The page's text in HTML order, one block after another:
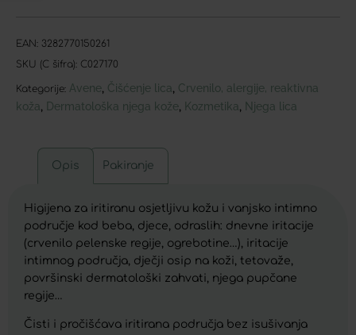
EAN: 3282770150261
SKU (C šifra): C027170
Kategorije: Avene Čišćenje lica Crvenilo, alergije, reaktivna
koža Dermatološka njega kože Kozmetika Njega lica
Opis Pakiranje
Higijena za iritiranu osjetljivu kožu i vanjsko intimno
područje kod beba, djece, odraslih: dnevne iritacije
(crvenilo pelenske regije, ogrebotine…), iritacije
intimnog područja, dječji osip na koži, tetovaže,
površinski dermatološki zahvati, njega pupčane
regije…
Čisti i pročišćava iritirana područja bez isušivanja